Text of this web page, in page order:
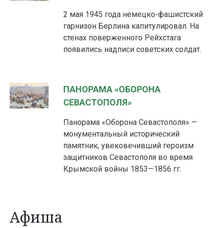
2 мая 1945 года немецко-фашистский
гарнизон Берлина капитулировал. На
стенах поверженного Рейхстага
появились надписи советских солдат.
ПАНОРАМА «ОБОРОНА
СЕВАСТОПОЛЯ»
Панорама «Оборона Севастополя» —
монументальный исторический
памятник, увековечивший героизм
защитников Севастополя во время
Крымской войны 1853—1856 гг.
Афиша